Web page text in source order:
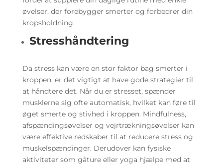
øvelser, der forebygger smerter og forbedrer din
kropsholdning.
Stresshåndtering
Da stress kan være en stor faktor bag smerter i
kroppen, er det vigtigt at have gode strategier til
at håndtere det. Når du er stresset, spænder
musklerne sig ofte automatisk, hvilket kan føre til
øget smerte og stivhed i kroppen. Mindfulness,
afspændingsøvelser og vejrtrækningsøvelser kan
være effektive redskaber til at reducere stress og
muskelspændinger. Derudover kan fysiske
aktiviteter som gåture eller yoga hjælpe med at